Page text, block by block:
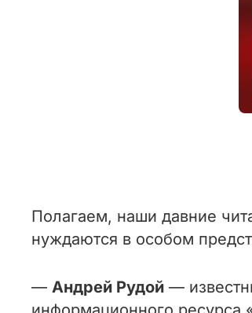
Полагаем, наши давние
нуждаются в особом
— Андрей Рудой —